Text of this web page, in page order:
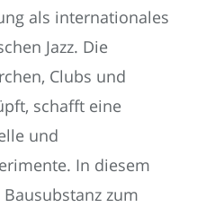
als internationales
Jazz. Die
Clubs und
schafft eine
und
In diesem
zum